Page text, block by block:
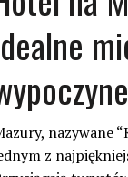
nazywane
z